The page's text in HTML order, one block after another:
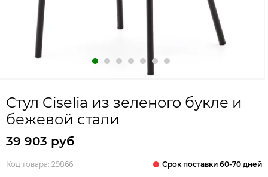
Стул Ciselia из зеленого букле и
бежевой стали
39 903 руб
Код товара: 29866 Срок поставки 60-70 дней